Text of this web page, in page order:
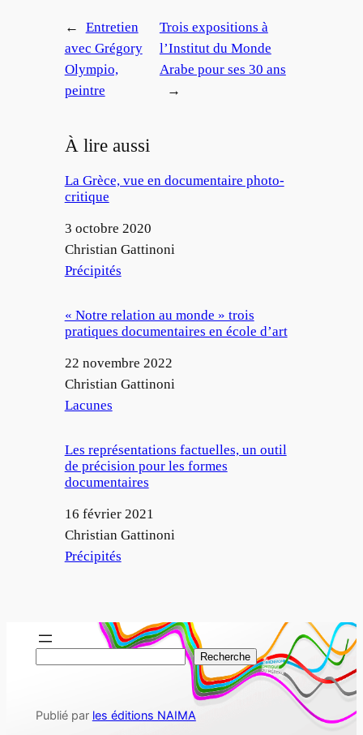
←
Entretien
avec Grégory
Olympio,
peintre
Trois expositions à
l’Institut du Monde
Arabe pour ses 30 ans
→
À lire aussi
La Grèce, vue en documentaire photo-
critique
Date
3 octobre 2020
Auteur
Christian Gattinoni
Par rapport à
Précipités
« Notre relation au monde » trois
pratiques documentaires en école d’art
Date
22 novembre 2022
Auteur
Christian Gattinoni
Par rapport à
Lacunes
Les représentations factuelles, un outil
de précision pour les formes
documentaires
Date
16 février 2021
Auteur
Christian Gattinoni
Par rapport à
Précipités
h
Recherche
Publié par les éditions NAIMA